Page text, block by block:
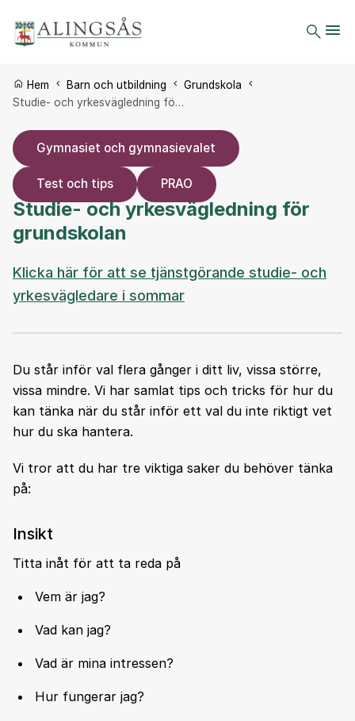
Du är här:
Hem Barn och utbildning
Grundskola
Studie- och yrkesvägledning fö…
Gymnasiet och gymnasievalet
Test och tips PRAO
Studie- och yrkesvägledning för
grundskolan
Klicka här för att se tjänstgörande studie- och
yrkesvägledare i sommar
Du står inför val flera gånger i ditt liv, vissa större,
vissa mindre. Vi har samlat tips och tricks för hur du
kan tänka när du står inför ett val du inte riktigt vet
hur du ska hantera.
Vi tror att du har tre viktiga saker du behöver tänka
på:
Insikt
Titta inåt för att ta reda på
Vem är jag?
Vad kan jag?
Vad är mina intressen?
Hur fungerar jag?